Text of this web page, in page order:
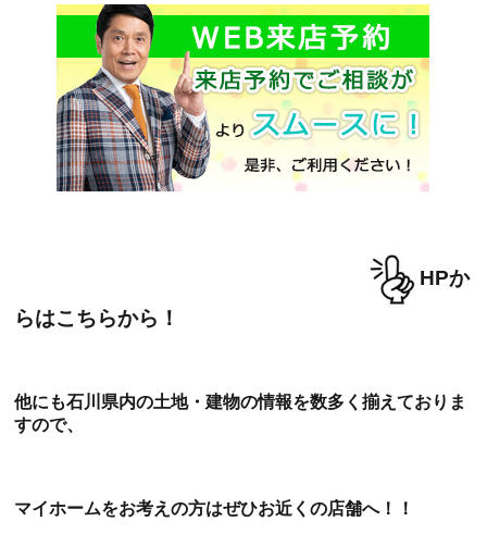
HPか
らはこちらから！
他にも石川県内の土地・建物の情報を数多く揃えておりま
すので、
マイホームをお考えの方はぜひお近くの店舗へ！！